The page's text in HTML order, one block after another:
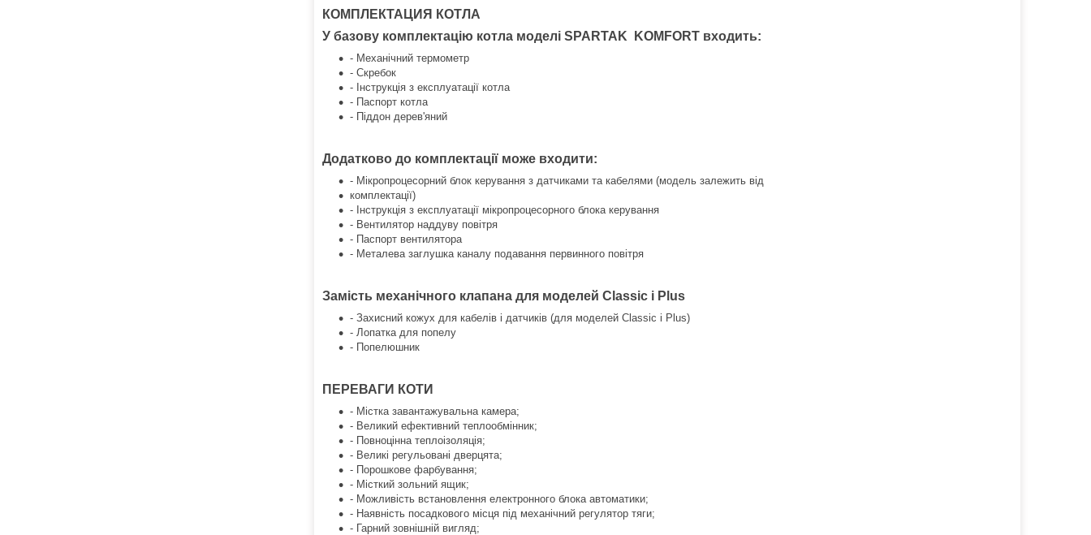
КОМПЛЕКТАЦИЯ КОТЛА
У базову комплектацію котла моделі SPARTAK
KOMFORT входить:
- Механічний термометр
- Скребок
- Інструкція з експлуатації котла
- Паспорт котла
- Піддон дерев'яний
Додатково до комплектації може входити:
- Мікропроцесорний блок керування з датчиками та кабелями (модель залежить від
комплектації)
- Інструкція з експлуатації мікропроцесорного блока керування
- Вентилятор наддуву повітря
- Паспорт вентилятора
- Металева заглушка каналу подавання первинного повітря
Замість механічного клапана для моделей Classic і Plus
- Захисний кожух для кабелів і датчиків (для моделей Classic і Plus)
- Лопатка для попелу
- Попелюшник
ПЕРЕВАГИ КОТИ
- Містка завантажувальна камера;
- Великий ефективний теплообмінник;
- Повноцінна теплоізоляція;
- Великі регульовані дверцята;
- Порошкове фарбування;
- Місткий зольний ящик;
- Можливість встановлення електронного блока автоматики;
- Наявність посадкового місця під механічний регулятор тяги;
- Гарний зовнішній вигляд;